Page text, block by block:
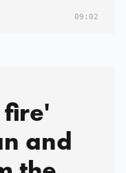
09:02
fire'
and